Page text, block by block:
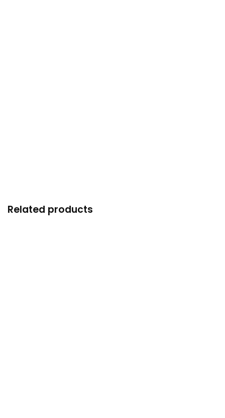
Related products